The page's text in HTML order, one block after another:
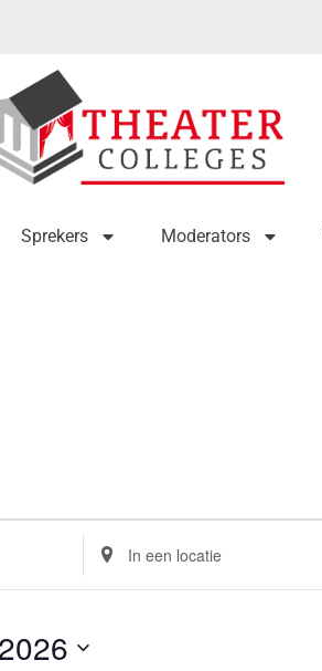
Sprekers Moderators
Voer
locatie
in.
Zoek
per